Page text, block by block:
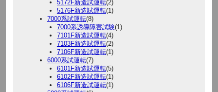
5172F新造試運転(2)
5176F新造試運転(1)
7000系試運転(8)
7000系誘導障害試験(1)
7101F新造試運転(4)
7103F新造試運転(2)
7106F新造試運転(1)
6000系試運転(7)
6101F新造試運転(5)
6102F新造試運転(1)
6106F新造試運転(1)